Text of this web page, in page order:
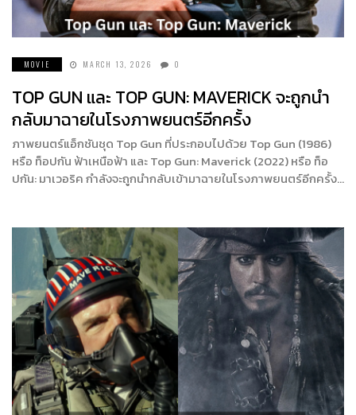
MOVIE MARCH 13, 2026 0
TOP GUN และ TOP GUN: MAVERICK จะถูกนำ
กลับมาฉายในโรงภาพยนตร์อีกครั้ง
ภาพยนตร์แอ็กชันชุด Top Gun ที่ประกอบไปด้วย Top Gun (1986)
หรือ ท็อปกัน ฟ้าเหนือฟ้า และ Top Gun: Maverick (2022) หรือ ท็อ
ปกัน: มาเวอริค กำลังจะถูกนำกลับเข้ามาฉายในโรงภาพยนตร์อีกครั้ง…